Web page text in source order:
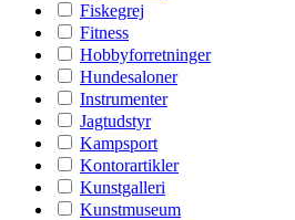
Fiskegrej
Fitness
Hobbyforretninger
Hundesaloner
Instrumenter
Jagtudstyr
Kampsport
Kontorartikler
Kunstgalleri
Kunstmuseum